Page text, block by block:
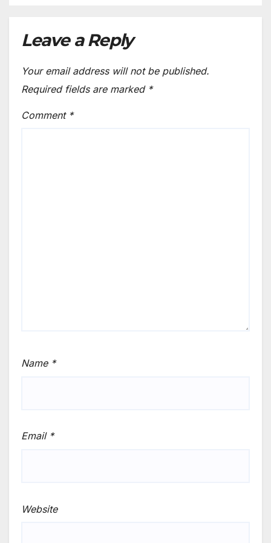
Dur
Leave a Reply
Your email address will not be published.
Required fields are marked *
Comment *
Name *
Email *
Website